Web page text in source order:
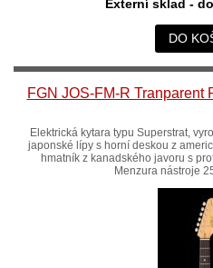
Externí sklad -
DO
FGN JOS-FM-R Tranparent
Elektrická kytara typu Superstrat,
japonské lípy s horní deskou z
hmatník z kanadského javoru s
Menzura nástroje